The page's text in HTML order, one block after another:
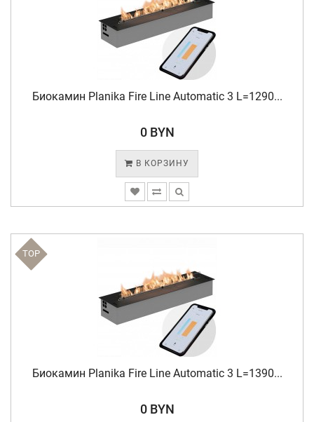
Биокамин Planika Fire Line Automatic 3 L=1290...
0 BYN
В КОРЗИНУ
TOP
Биокамин Planika Fire Line Automatic 3 L=1390...
0 BYN